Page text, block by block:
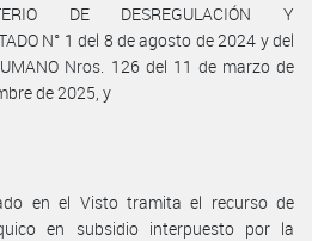
DE DESREGULACIÓN Y
N° 1 del 8 de agosto de 2024 y del
Nros. 126 del 11 de marzo de
de 2025, y
en el Visto tramita el recurso de
en subsidio interpuesto por la